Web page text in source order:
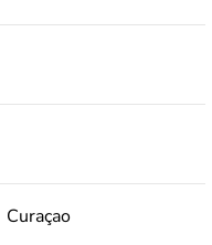
Curaçao